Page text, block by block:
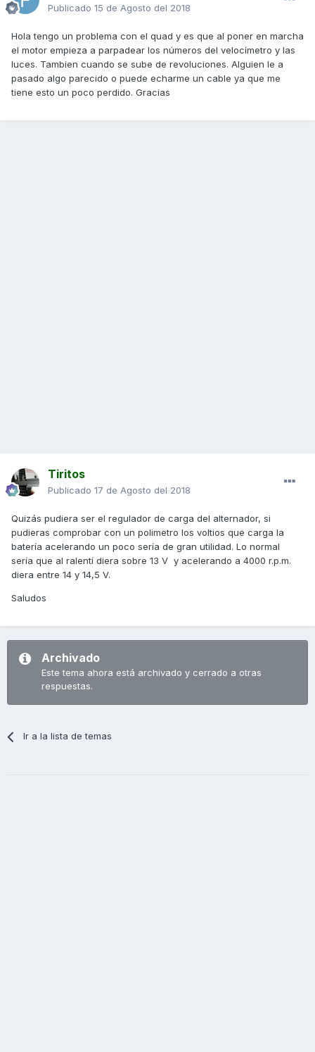
Publicado 15 de Agosto del 2018
Hola tengo un problema con el quad y es que al poner en marcha
el motor empieza a parpadear los números del velocímetro y las
luces. Tambien cuando se sube de revoluciones. Alguien le a
pasado algo parecido o puede echarme un cable ya que me
tiene esto un poco perdido. Gracias
Tiritos
Publicado 17 de Agosto del 2018
Quizás pudiera ser el regulador de carga del alternador, si
pudieras comprobar con un polimetro los voltios que carga la
batería acelerando un poco sería de gran utilidad. Lo normal
sería que al ralentí diera sobre 13 V y acelerando a 4000 r.p.m.
diera entre 14 y 14,5 V.
Saludos
Archivado
Este tema ahora está archivado y cerrado a otras
respuestas.
Ir a la lista de temas